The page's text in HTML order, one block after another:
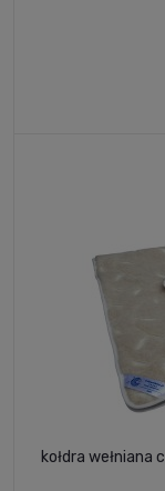
kołdra